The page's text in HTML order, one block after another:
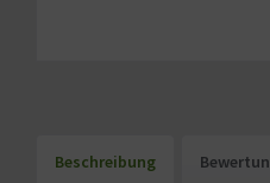
Beschreibung